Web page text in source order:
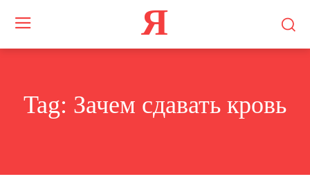
Я
Tag: Зачем сдавать кровь